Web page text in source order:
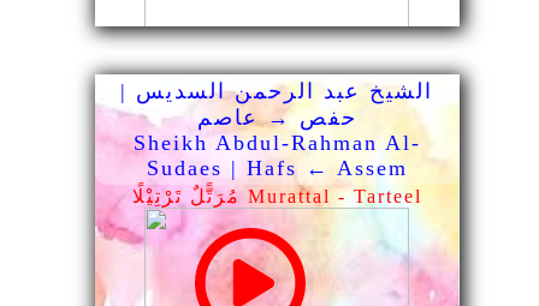
الشيخ عبد الرحمن السديس |
حفص → عاصم
Sheikh Abdul-Rahman Al-
Sudaes | Hafs ← Assem
مُرَتًّلٌ تَرْتِيْلًا Murattal - Tarteel